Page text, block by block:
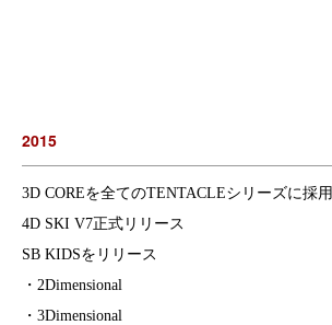
2015
3D COREを全てのTENTACLEシリーズに採用
4D SKI V7正式リリース
SB KIDSをリリース
・2Dimensional
・3Dimensional